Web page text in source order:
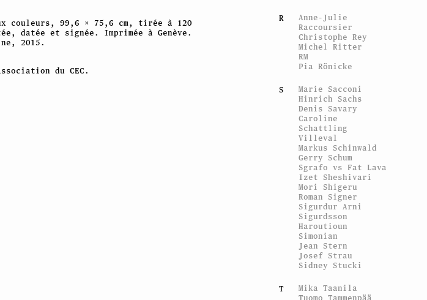
couleurs, 99,6 × 75,6 cm, tirée à 120
datée et signée. Imprimée à Genève.
2015.
du CEC.
R
Anne-Julie
Raccoursier
Christophe Rey
Michel Ritter
RM
Pia Rönicke
S
Marie Sacconi
Hinrich Sachs
Denis Savary
Caroline
Schattling
Villeval
Markus Schinwald
Gerry Schum
Sgrafo vs Fat Lava
Izet Sheshivari
Mori Shigeru
Roman Signer
Sigurdur Arni
Sigurdsson
Haroutioun
Simonian
Jean Stern
Josef Strau
Sidney Stucki
T
Mika Taanila
Tuomo Tammenpää